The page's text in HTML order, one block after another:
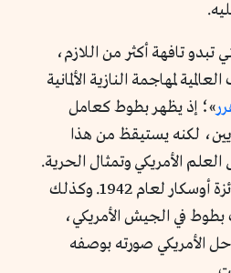
تافهة أكثر من اللازم،
لمهاجمة النازية الألمانية
»؛ إذ يظهر بطوط كعامل
لكنه يستيقظ من هذا
العلم الأمريكي وتمثال الحرية.
وقد فاز هذا الفيلم بجائزة أوسكار لعام 1942. وكذلك
في الجيش الأمريكي،
الأمريكي صورته بوصفه